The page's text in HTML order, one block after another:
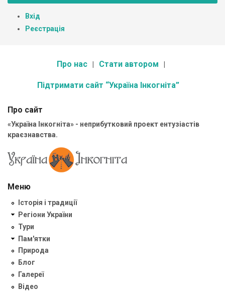
Вхід
Реєстрація
Про нас Стати автором
Підтримати сайт “Україна Інкогніта”
Про сайт
«Україна Інкогніта» - неприбутковий проект ентузіастів
краєзнавства.
Меню
Історія і традиції
Регіони України
Тури
Пам'ятки
Природа
Блог
Галереї
Відео